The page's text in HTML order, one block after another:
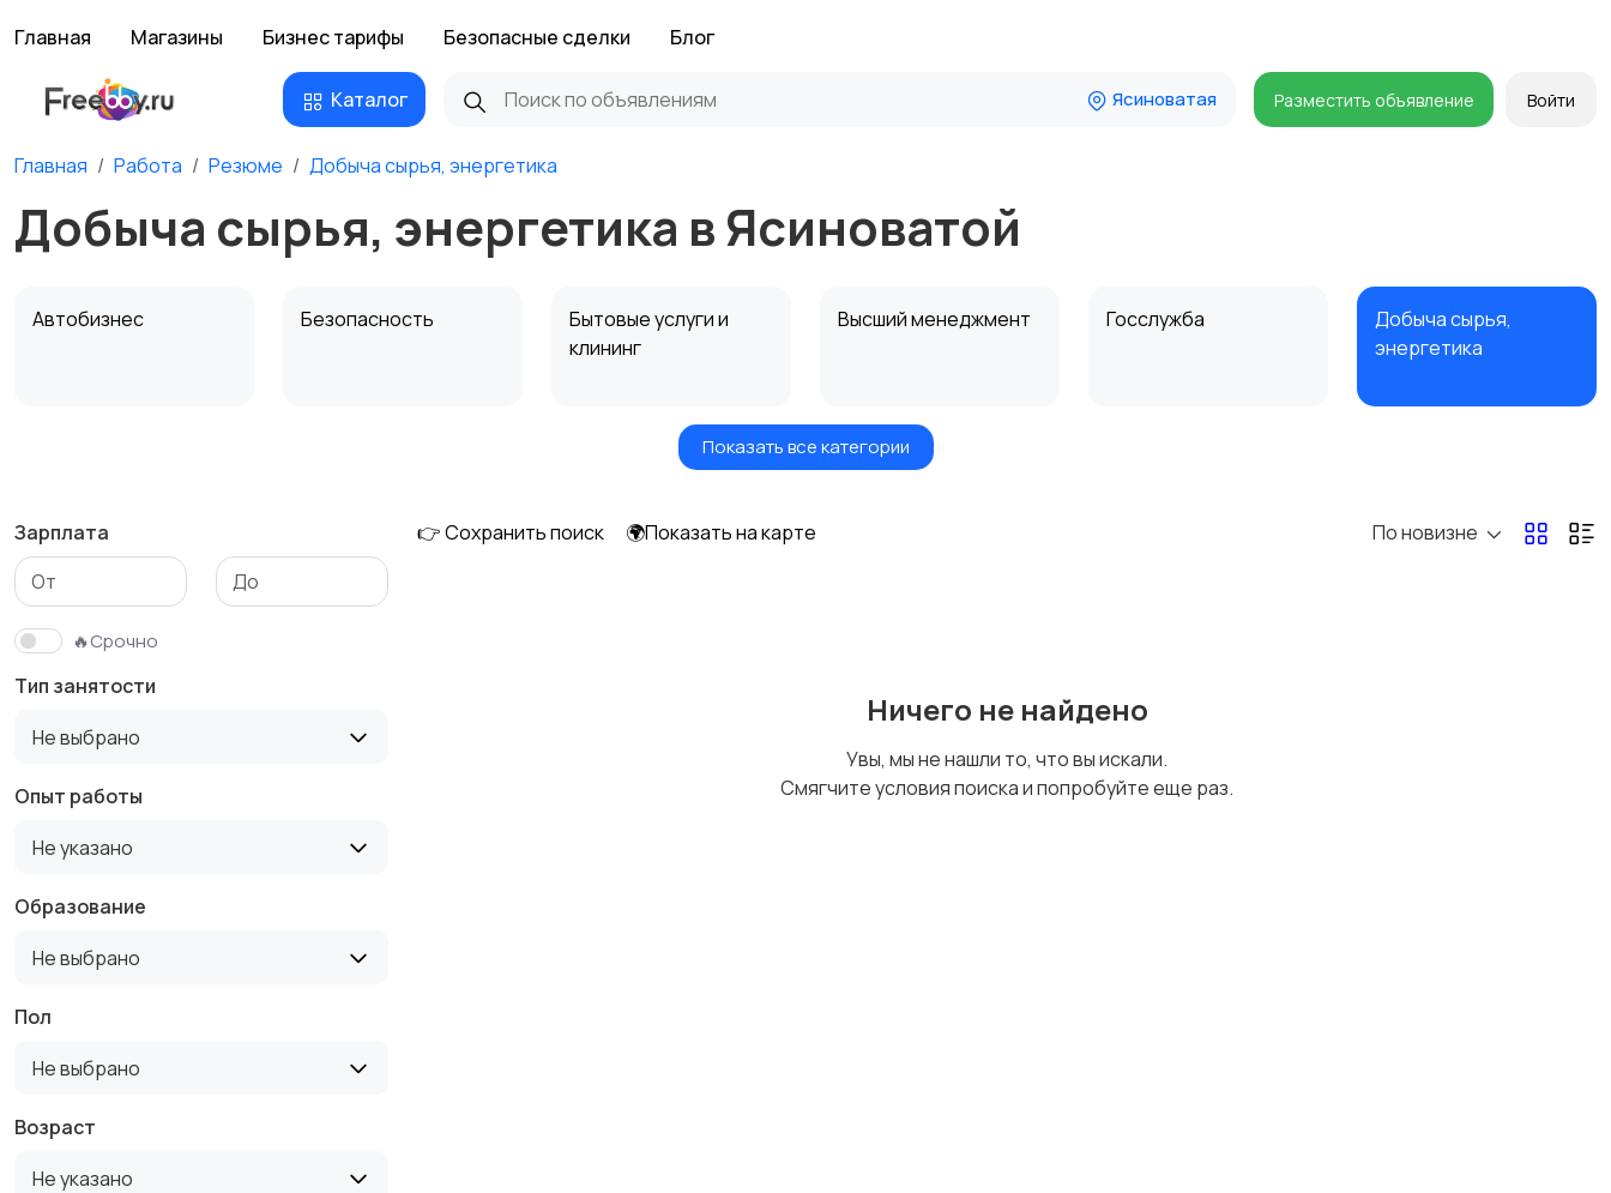
Главная Магазины Бизнес тарифы Безопасные сделки Блог
Каталог Ясиноватая Разместить объявление Войти
Главная Работа Резюме Добыча сырья, энергетика
Добыча сырья, энергетика в Ясиноватой
Автобизнес Безопасность
Бытовые услуги и
клининг
Высший менеджмент Госслужба
Добыча сырья,
энергетика
Информационные
Искусство и
Медицина Начало карьеры
Производство
Рестораны и
Показать все категории
Зарплата
🔥Срочно
Тип занятости
Не выбрано
Опыт работы
Не указано
Образование
Не выбрано
Пол
Не выбрано
Возраст
Не указано
👉 Сохранить поиск 🌍Показать на карте По новизне
Ничего не найдено
Увы, мы не нашли то, что вы искали.
Смягчите условия поиска и попробуйте еще раз.